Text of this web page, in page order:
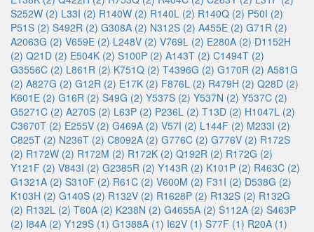
S252W (2) L33I (2) R140W (2) R140L (2) R140Q (2) P50I (2)
P51S (2) S492R (2) G308A (2) N312S (2) A455E (2) G71R (2)
A2063G (2) V659E (2) L248V (2) V769L (2) E280A (2) D1152H
(2) Q21D (2) E504K (2) S100P (2) A143T (2) C1494T (2)
G3556C (2) L861R (2) K751Q (2) T4396G (2) G170R (2) A581G
(2) A827G (2) G12R (2) E17K (2) F876L (2) R479H (2) Q28D (2)
K601E (2) G16R (2) S49G (2) Y537S (2) Y537N (2) Y537C (2)
G5271C (2) A270S (2) L63P (2) P236L (2) T13D (2) H1047L (2)
C3670T (2) E255V (2) G469A (2) V57I (2) L144F (2) M233I (2)
C825T (2) N236T (2) C8092A (2) G776C (2) G776V (2) R172S
(2) R172W (2) R172M (2) R172K (2) Q192R (2) R172G (2)
Y121F (2) V843I (2) G2385R (2) Y143R (2) K101P (2) R463C (2)
G1321A (2) S310F (2) R61C (2) V600M (2) F31I (2) D538G (2)
K103H (2) G140S (2) R132V (2) R1628P (2) R132S (2) R132G
(2) R132L (2) T60A (2) K238N (2) G4655A (2) S112A (2) S463P
(2) I84A (2) Y129S (1) G1388A (1) I62V (1) S77F (1) R20A (1)